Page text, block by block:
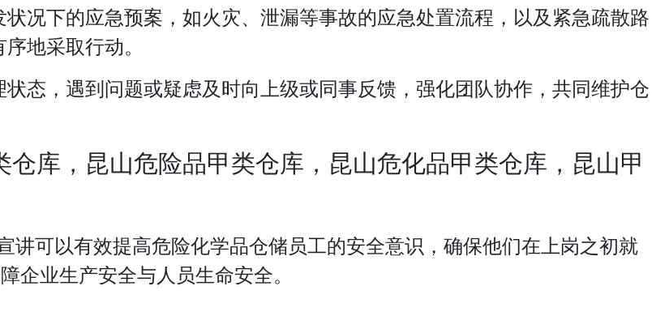
状况下的应急预案，如火灾、泄漏等事故的应急处置流程，以及紧急疏散路
地采取行动。
状态，遇到问题或疑虑及时向上级或同事反馈，强化团队协作，共同维护仓
库，昆山危险品甲类仓库，昆山危化品甲类仓库，昆山甲
可以有效提高危险化学品仓储员工的安全意识，确保他们在上岗之初就
企业生产安全与人员生命安全。